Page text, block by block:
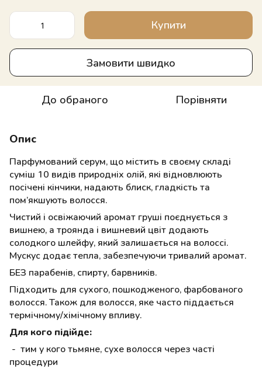
Купити
Замовити швидко
До обраного Порівняти
Опис
Парфумований серум, що містить в своєму складі
суміш 10 видів природніх олій, які відновлюють
посічені кінчики, надають блиск, гладкість та
пом’якшують волосся.
Чистий і освіжаючий аромат груші поєднується з
вишнею, а троянда і вишневий цвіт додають
солодкого шлейфу, який залишається на волоссі.
Мускус додає тепла, забезпечуючи тривалий аромат.
БЕЗ парабенів, спирту, барвників.
Підходить для сухого, пошкодженого, фарбованого
волосся. Також для волосся, яке часто піддається
термічному/хімічному впливу.
Для кого підійде:
- тим у кого тьмяне, сухе волосся через часті
процедури